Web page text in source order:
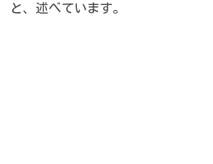
と、述べています。